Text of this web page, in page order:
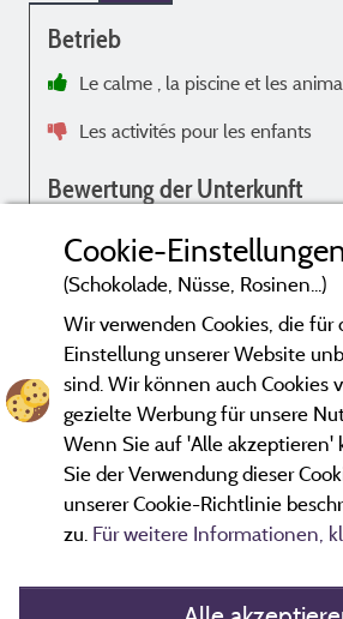
Betrieb
Le calme , la piscine et les
Les activités pour les enfants
Bewertung der Unterkunft
Spacieux propre agréable avec la
Le lit pas très confortable
Bewertungen, die nicht älter als drei Jahre
Überprüfung unterzogen wurden.Mehr
Cookie-Einstellungen
(Schokolade, Nüsse, Rosinen...)
Wir verwenden Cookies, die für
Einstellung unserer Website
sind. Wir können auch Cookies
gezielte Werbung für unsere
Wenn Sie auf 'Alle
Sie der Verwendung dieser
unserer Cookie-Richtlinie
zu. Für weitere Informationen,